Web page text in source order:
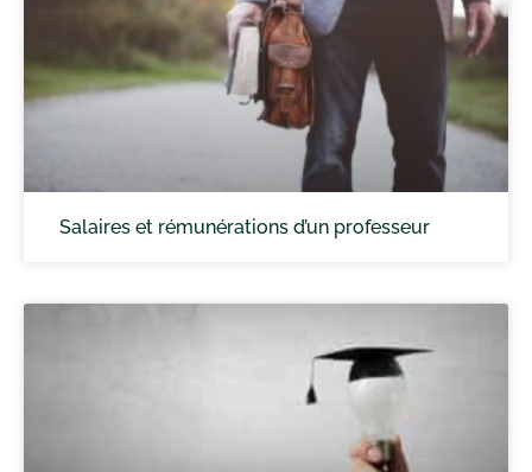
Salaires et rémunérations d’un professeur